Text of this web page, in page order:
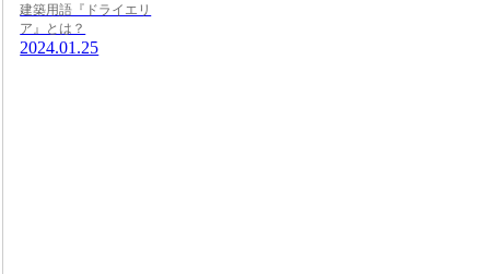
建築用語『ドライエリ
ア』とは？
2024.01.25